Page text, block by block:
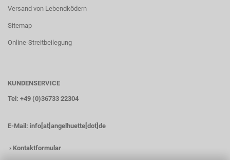
Versand von Lebendködern
Sitemap
Online-Streitbeilegung
KUNDENSERVICE
Tel: +49 (0)36733 22304
E-Mail: info[at]angelhuette[dot]de
› Kontaktformular